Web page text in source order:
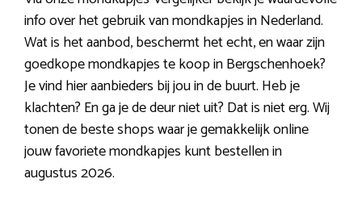
info over het gebruik van mondkapjes in Nederland.
Wat is het aanbod, beschermt het echt, en waar zijn
goedkope mondkapjes te koop in Bergschenhoek?
Je vind hier aanbieders bij jou in de buurt. Heb je
klachten? En ga je de deur niet uit? Dat is niet erg. Wij
tonen de beste shops waar je gemakkelijk online
jouw favoriete mondkapjes kunt bestellen in
augustus 2026.